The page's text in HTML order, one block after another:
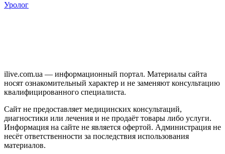
Уролог
ilive.com.ua — информационный портал. Материалы сайта
носят ознакомительный характер и не заменяют консультацию
квалифицированного специалиста.
Сайт не предоставляет медицинских консультаций,
диагностики или лечения и не продаёт товары либо услуги.
Информация на сайте не является офертой. Администрация не
несёт ответственности за последствия использования
материалов.